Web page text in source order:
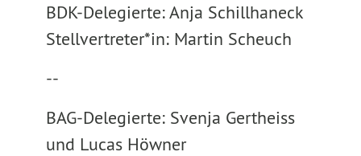
BDK-Delegierte: Anja Schillhaneck
Stellvertreter*in: Martin Scheuch
--
BAG-Delegierte: Svenja Gertheiss
und Lucas Höwner